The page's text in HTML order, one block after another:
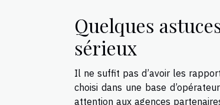
Quelques
sérieux
Il ne suffit pas d’avoir les
choisi dans une base
attention aux agences